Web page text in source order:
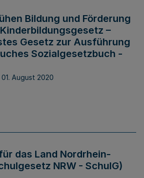
Bildung und Förderung
–
Gesetz zur Ausführung
Sozialgesetzbuch -
August 2020
das Land Nordrhein-
NRW - SchulG)